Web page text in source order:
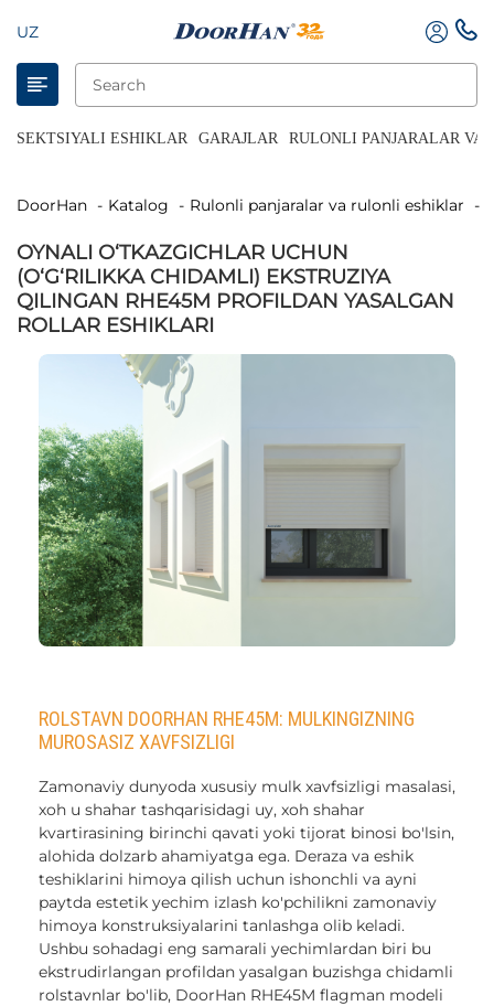
UZ
SEKTSIYALI ESHIKLAR GARAJLAR RULONLI PANJARALAR VA
DoorHan Katalog Rulonli panjaralar va rulonli eshiklar
OYNALI O‘TKAZGICHLAR UCHUN
(O‘G‘RILIKKA CHIDAMLI) EKSTRUZIYA
QILINGAN RHE45M PROFILDAN YASALGAN
ROLLAR ESHIKLARI
ROLSTAVN DOORHAN RHE45M: MULKINGIZNING
MUROSASIZ XAVFSIZLIGI
Zamonaviy dunyoda xususiy mulk xavfsizligi masalasi,
xoh u shahar tashqarisidagi uy, xoh shahar
kvartirasining birinchi qavati yoki tijorat binosi bo'lsin,
alohida dolzarb ahamiyatga ega. Deraza va eshik
teshiklarini himoya qilish uchun ishonchli va ayni
paytda estetik yechim izlash ko'pchilikni zamonaviy
himoya konstruksiyalarini tanlashga olib keladi.
Ushbu sohadagi eng samarali yechimlardan biri bu
ekstrudirlangan profildan yasalgan buzishga chidamli
rolstavnlar bo'lib, DoorHan RHE45M flagman modeli